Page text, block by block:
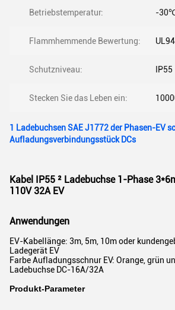
Betriebstemperatur: -
Flammhemmende Bewertung:
Schutzniveau: IP55
Stecken Sie das Leben ein:
1 Ladebuchsen SAE J1772 der Phasen-EV
Aufladungsverbindungsstück DCs
Kabel IP55 ² Ladebuchse 1-Phase
110V 32A EV
Anwendungen
EV-Kabellänge: 3m, 5m, 10m oder
Ladegerät EV
Farbe Aufladungsschnur EV: Orange, grün
Ladebuchse DC-16A/32A
Produkt-Parameter